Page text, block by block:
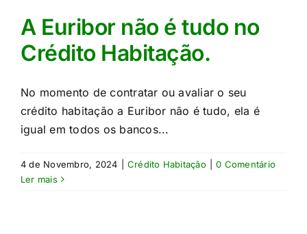
A Euribor não é tudo no
Crédito Habitação.
No momento de contratar ou avaliar o seu
crédito habitação a Euribor não é tudo, ela é
igual em todos os bancos...
4 de Novembro, 2024 Crédito Habitação
0 Comentário
Ler mais